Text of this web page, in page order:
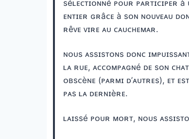
séʟᴇᴄᴛɪᴏɴɴé ᴘᴏᴜʀ ᴘᴀʀᴛɪᴄɪᴘᴇʀ
ᴇɴᴛɪᴇʀ ɢʀâᴄᴇ à sᴏɴ ɴᴏᴜᴠᴇᴀᴜ
ʀêᴠᴇ ᴠɪʀᴇ ᴀᴜ ᴄᴀᴜᴄʜᴇᴍᴀʀ.
ɴᴏᴜs ᴀssɪsᴛᴏɴs ᴅᴏɴᴄ
ʟᴀ ʀᴜᴇ, ᴀᴄᴄᴏᴍᴘᴀɢɴé ᴅᴇ sᴏɴ
ᴏʙsᴄèɴᴇ (ᴘᴀʀᴍɪ ᴅ’ᴀᴜᴛʀᴇs), ᴇᴛ
ᴘᴀs ʟᴀ ᴅᴇʀɴɪèʀᴇ.
ʟᴀɪssé ᴘᴏᴜʀ ᴍᴏʀᴛ, ɴᴏᴜs